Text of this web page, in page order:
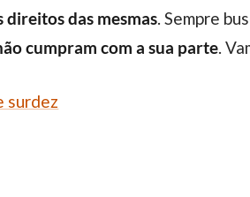
direitos das mesmas. Sempre
cumpram com a sua parte.
surdez